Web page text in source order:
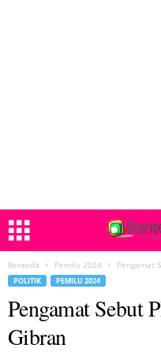
Beranda Pemilu 2024 Pengamat
POLITIK PEMILU 2024
Pengamat Sebut
Gibran